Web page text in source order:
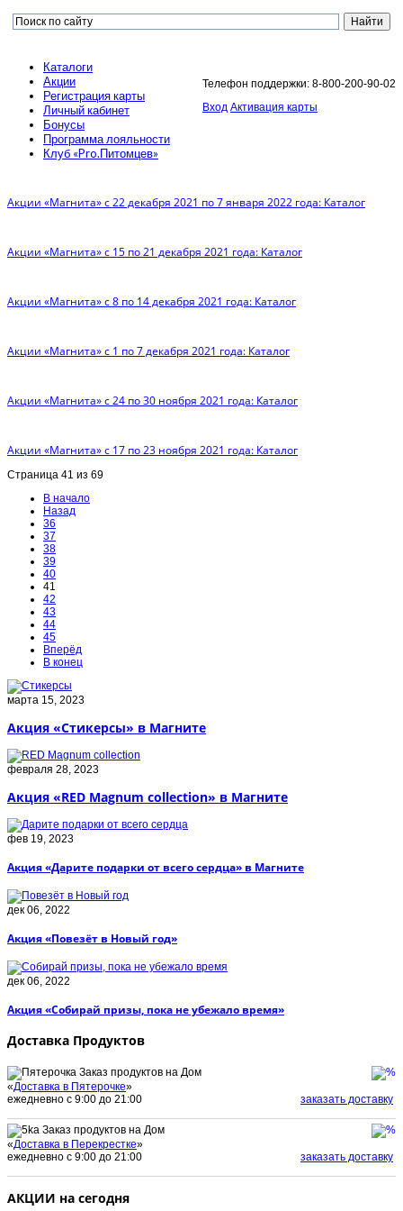
Телефон поддержки: 8-800-200-90-02
Вход Активация карты
Каталоги
Акции
Регистрация карты
Личный кабинет
Бонусы
Программа лояльности
Клуб «Pro.Питомцев»
Акции «Магнита» с 22 декабря 2021 по 7 января 2022 года: Каталог
Акции «Магнита» с 15 по 21 декабря 2021 года: Каталог
Акции «Магнита» с 8 по 14 декабря 2021 года: Каталог
Акции «Магнита» с 1 по 7 декабря 2021 года: Каталог
Акции «Магнита» с 24 по 30 ноября 2021 года: Каталог
Акции «Магнита» с 17 по 23 ноября 2021 года: Каталог
Страница 41 из 69
В начало
Назад
36
37
38
39
40
41
42
43
44
45
Вперёд
В конец
марта 15, 2023
Акция «Стикерсы» в Магните
февраля 28, 2023
Акция «RED Magnum collection» в Магните
фев 19, 2023
Акция «Дарите подарки от всего сердца» в Магните
дек 06, 2022
Акция «Повезёт в Новый год»
дек 06, 2022
Акция «Собирай призы, пока не убежало время»
Доставка Продуктов
Заказ продуктов на Дом
«Доставка в Пятерочке»
ежедневно с 9:00 до 21:00
заказать доставку
Заказ продуктов на Дом
«Доставка в Перекрестке»
ежедневно с 9:00 до 21:00
заказать доставку
АКЦИИ на сегодня